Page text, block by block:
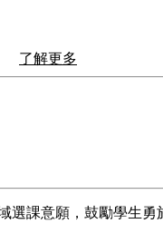
了解更多
選課意願，鼓勵學生勇